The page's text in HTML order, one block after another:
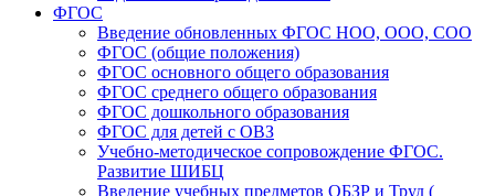
ФГОС
Введение обновленных ФГОС НОО, ООО, СОО
ФГОС (общие положения)
ФГОС основного общего образования
ФГОС среднего общего образования
ФГОС дошкольного образования
ФГОС для детей с ОВЗ
Учебно-методическое сопровождение ФГОС.
Развитие ШИБЦ
Введение учебных предметов ОБЗР и Труд (